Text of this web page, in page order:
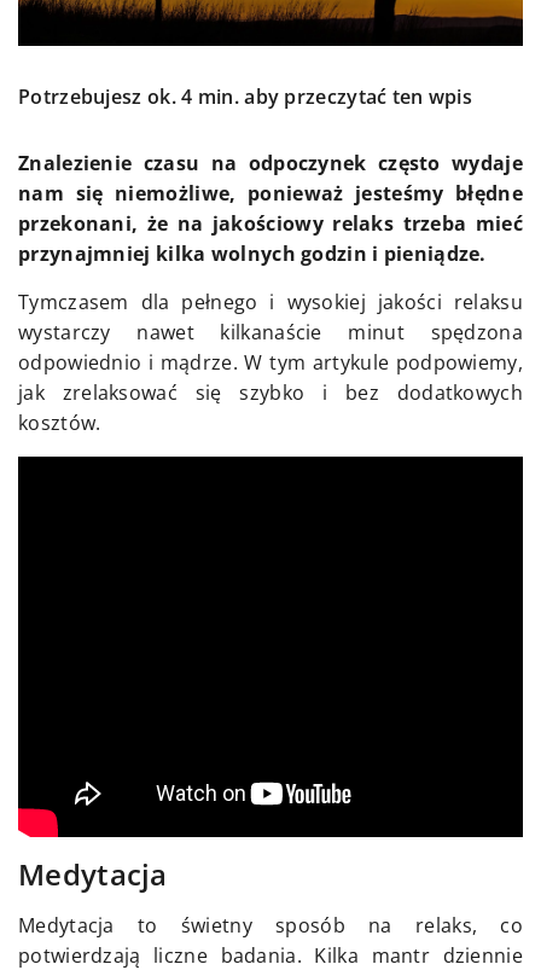
Potrzebujesz ok. 4 min. aby przeczytać ten wpis
Znalezienie czasu na odpoczynek często wydaje
nam się niemożliwe, ponieważ jesteśmy błędne
przekonani, że na jakościowy relaks trzeba mieć
przynajmniej kilka wolnych godzin i pieniądze.
Tymczasem dla pełnego i wysokiej jakości relaksu
wystarczy nawet kilkanaście minut spędzona
odpowiednio i mądrze. W tym artykule podpowiemy,
jak zrelaksować się szybko i bez dodatkowych
kosztów.
Medytacja
Medytacja to świetny sposób na relaks, co
potwierdzają liczne badania. Kilka mantr dziennie